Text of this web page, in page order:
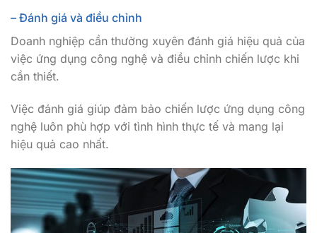
– Đánh giá và điều chỉnh
Doanh nghiệp cần thường xuyên đánh giá hiệu quả của
việc ứng dụng công nghệ và điều chỉnh chiến lược khi
cần thiết.
Việc đánh giá giúp đảm bảo chiến lược ứng dụng công
nghệ luôn phù hợp với tình hình thực tế và mang lại
hiệu quả cao nhất.